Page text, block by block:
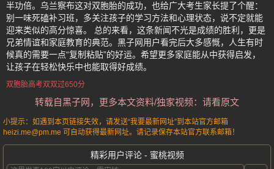
半功倍。乌兰察布这对双胞胎的成功，也给广大考生家长提了个醒：
别一味死磕补习班，多关注孩子的学习方法和心理状态，说不定就能
迎来类似的高分惊喜。 总的来看，这条新闻不光是成绩的胜利，更是
兄弟情谊和家庭教育的典范。黑子网用户看完后大多感慨，人生有时
候真的需要一点“复制粘贴”的好运。希望更多家庭能从中获得启发，
让孩子在轻松快乐中也能取得好成绩。
双胞胎高考双双过650分
转载自黑子网，更多本文资料/独家视频：请看原文
小提示：如遇到本页链接失效，请发送“我要最新网址”到本站官方邮箱
heizi.me@pm.me 可自动获得最新网址。请记录保存本站官方联系邮箱！
精彩用户评论 - 蜜桃视频